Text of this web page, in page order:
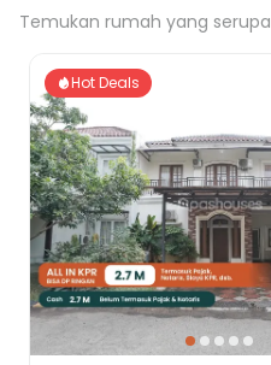
Temukan rumah yang serupa
Hot Deals